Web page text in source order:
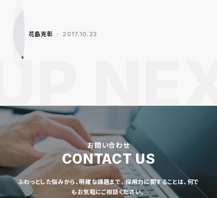
花島克彰 2017.10.23
お問い合わせ
CONTACT US
ふわっとした悩みから、明確な課題まで。採用力に関することは、何で
もお気軽にご相談ください。